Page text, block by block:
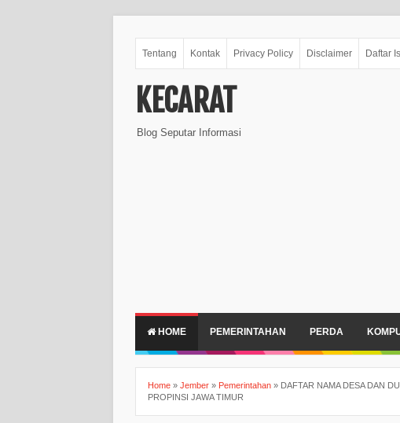
Tentang Kontak Privacy Policy Disclaimer Daftar
KECARAT
Blog Seputar Informasi
HOME PEMERINTAHAN PERDA
Home » Jember » Pemerintahan » DAFTAR NAMA DESA DAN
PROPINSI JAWA TIMUR